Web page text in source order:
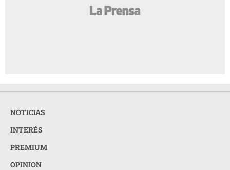
NOTICIAS
INTERÉS
PREMIUM
OPINION